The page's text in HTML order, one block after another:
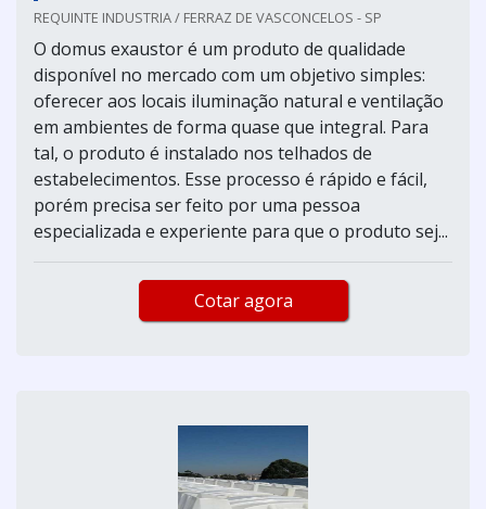
REQUINTE INDUSTRIA / FERRAZ DE VASCONCELOS - SP
O domus exaustor é um produto de qualidade
disponível no mercado com um objetivo simples:
oferecer aos locais iluminação natural e ventilação
em ambientes de forma quase que integral. Para
tal, o produto é instalado nos telhados de
estabelecimentos. Esse processo é rápido e fácil,
porém precisa ser feito por uma pessoa
especializada e experiente para que o produto sej...
Cotar agora